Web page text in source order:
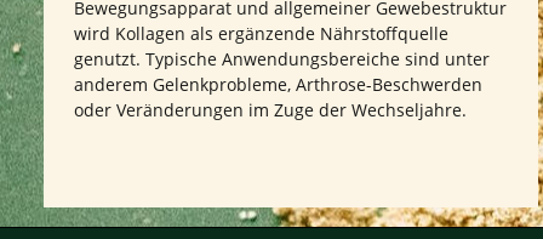
Bewegungsapparat und allgemeiner Gewebestruktur
wird Kollagen als ergänzende Nährstoffquelle
genutzt. Typische Anwendungsbereiche sind unter
anderem Gelenkprobleme, Arthrose-Beschwerden
oder Veränderungen im Zuge der Wechseljahre.